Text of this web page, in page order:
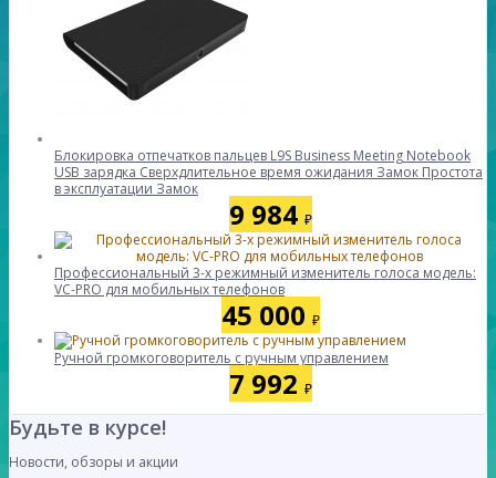
Блокировка отпечатков пальцев L9S Business Meeting Notebook
USB зарядка Сверхдлительное время ожидания Замок Простота
в эксплуатации Замок
9 984 ₽
Профессиональный 3-х режимный изменитель голоса модель:
VC-PRO для мобильных телефонов
45 000 ₽
Ручной громкоговоритель с ручным управлением
7 992 ₽
Будьте в курсе!
Новости, обзоры и акции